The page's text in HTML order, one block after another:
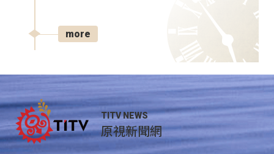
more
TITV NEWS
原視新聞網